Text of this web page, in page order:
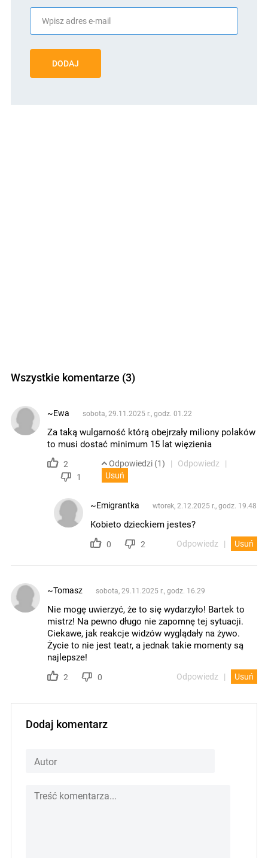
DODAJ
Wszystkie komentarze (3)
~Ewa sobota, 29.11.2025 r., godz. 01.22
Za taką wulgarność którą obejrzały miliony polaków
to musi dostać minimum 15 lat więzienia
2
1
Odpowiedzi (1)
Odpowiedz
Usuń
~Emigrantka wtorek, 2.12.2025 r., godz. 19.48
Kobieto dzieckiem jestes?
0 2 Odpowiedz Usuń
~Tomasz sobota, 29.11.2025 r., godz. 16.29
Nie mogę uwierzyć, że to się wydarzyło! Bartek to
mistrz! Na pewno długo nie zapomnę tej sytuacji.
Ciekawe, jak reakcje widzów wyglądały na żywo.
Życie to nie jest teatr, a jednak takie momenty są
najlepsze!
2 0 Odpowiedz Usuń
Dodaj komentarz